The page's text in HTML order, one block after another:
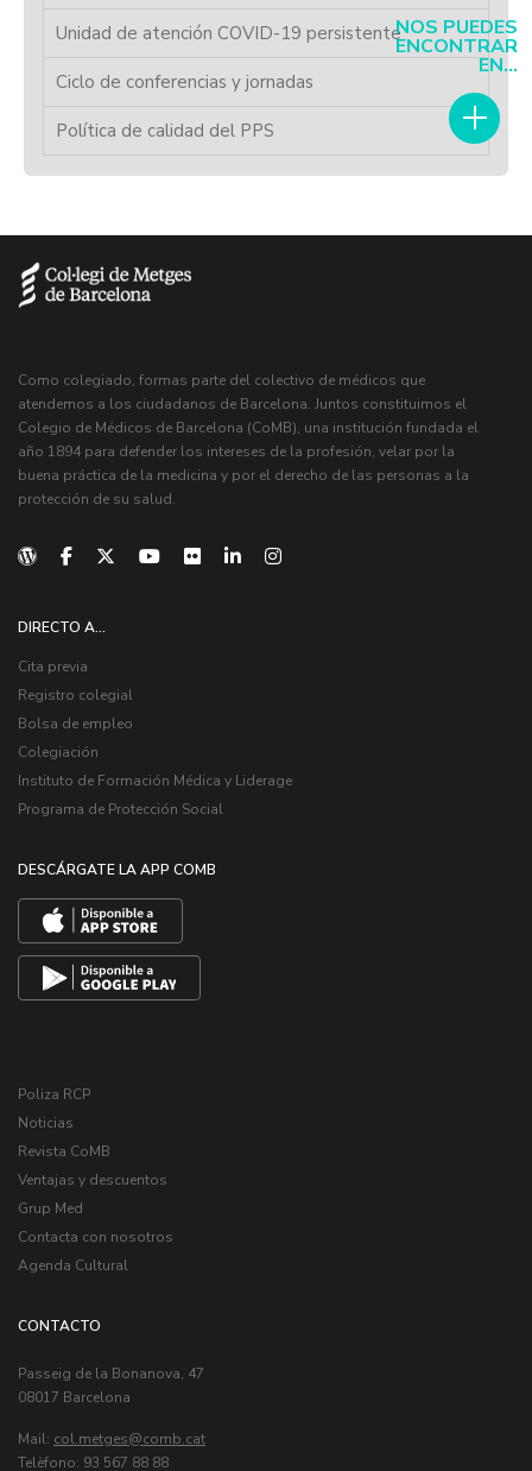
Unidad de atención COVID-19 persistente
Ciclo de conferencias y jornadas
Política de calidad del PPS
NOS PUEDES
ENCONTRAR
EN...
Como colegiado, formas parte del colectivo de médicos que
atendemos a los ciudadanos de Barcelona. Juntos constituimos el
Colegio de Médicos de Barcelona (CoMB), una institución fundada el
año 1894 para defender los intereses de la profesión, velar por la
buena práctica de la medicina y por el derecho de las personas a la
protección de su salud.
DIRECTO A...
Cita previa
Registro colegial
Bolsa de empleo
Colegiación
Instituto de Formación Médica y Liderage
Programa de Protección Social
DESCÁRGATE LA APP COMB
Poliza RCP
Noticias
Revista CoMB
Ventajas y descuentos
Grup Med
Contacta con nosotros
Agenda Cultural
CONTACTO
Passeig de la Bonanova, 47
08017 Barcelona
Mail: col.metges
Telèfono: 93 567 88 88